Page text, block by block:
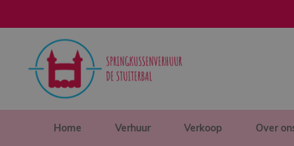
Home Verhuur Verkoop Over
sluiten
Home